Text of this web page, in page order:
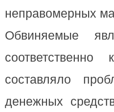
неправомерных
Обвиняемые
составляло
денежных